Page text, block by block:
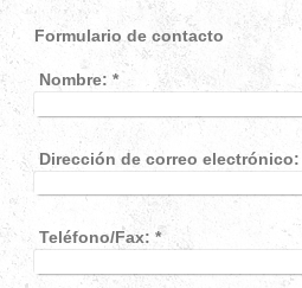
Formulario de contacto
Nombre: *
Dirección de correo electrónico:
Teléfono/Fax: *